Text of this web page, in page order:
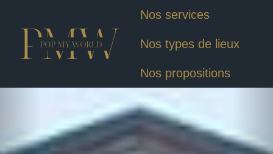
Nos services
Nos types de lieux
Nos propositions